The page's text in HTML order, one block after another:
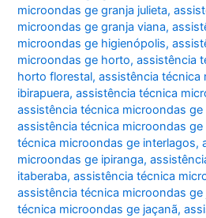
microondas ge granja julieta,
microondas ge granja viana,
microondas ge higienópolis,
microondas ge horto,assistência
horto florestal,assistência técnica
ibirapuera,assistência técnica
assistência técnica microondas
assistência técnica microondas ge
técnica microondas ge interlagos,
microondas ge ipiranga,
itaberaba,assistência técnica
assistência técnica microondas ge
técnica microondas ge jaçanã,